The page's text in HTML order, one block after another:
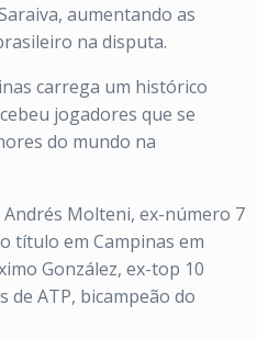
aumentando as
na disputa.
carrega um histórico
jogadores que se
do mundo na
Molteni, ex-número 7
título em Campinas em
González, ex-top 10
de ATP, bicampeão do